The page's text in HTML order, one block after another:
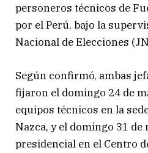
personeros técnicos de
por el Perú, bajo la
Nacional de Elecciones
Según confirmó, ambas
fijaron el domingo 24 de
equipos técnicos en la
Nazca, y el domingo 31 de
presidencial en el Centro